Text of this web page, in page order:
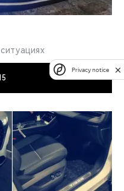
Privacy notice